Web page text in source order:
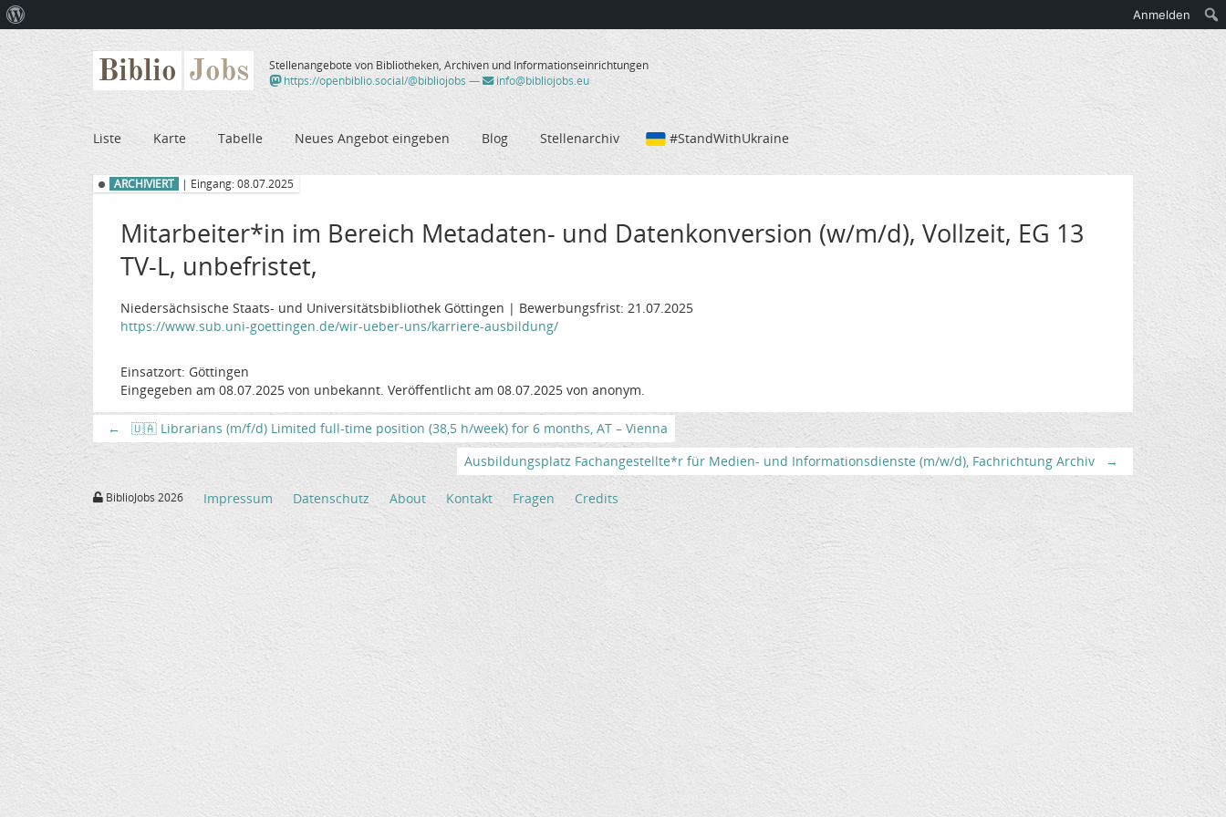
Biblio Jobs
Stellenangebote von Bibliotheken, Archiven und Informationseinrichtungen
https://openbiblio.social/@bibliojobs — info@bibliojobs.eu
Liste Karte Tabelle Neues Angebot eingeben Blog Stellenarchiv #StandWithUkraine
ARCHIVIERT | Eingang: 08.07.2025
Mitarbeiter*in im Bereich Metadaten- und Datenkonversion (w/m/d), Vollzeit, EG 13
TV-L, unbefristet,
Niedersächsische Staats- und Universitätsbibliothek Göttingen | Bewerbungsfrist: 21.07.2025
https://www.sub.uni-goettingen.de/wir-ueber-uns/karriere-ausbildung/
Einsatzort: Göttingen
Eingegeben am 08.07.2025 von unbekannt. Veröffentlicht am 08.07.2025 von anonym.
←
🇺🇦 Librarians (m/f/d) Limited full-time position (38,5 h/week) for 6 months, AT – Vienna
Ausbildungsplatz Fachangestellte*r für Medien- und Informationsdienste (m/w/d), Fachrichtung Archiv
→
BiblioJobs 2026 Impressum Datenschutz About Kontakt Fragen Credits
WordPress
Anmelden